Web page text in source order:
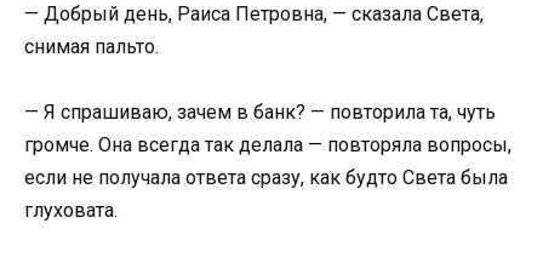
— Добрый день, Раиса Петровна, — сказала Света,
снимая пальто.
— Я спрашиваю, зачем в банк? — повторила та, чуть
громче. Она всегда так делала — повторяла вопросы,
если не получала ответа сразу, как будто Света была
глуховата.